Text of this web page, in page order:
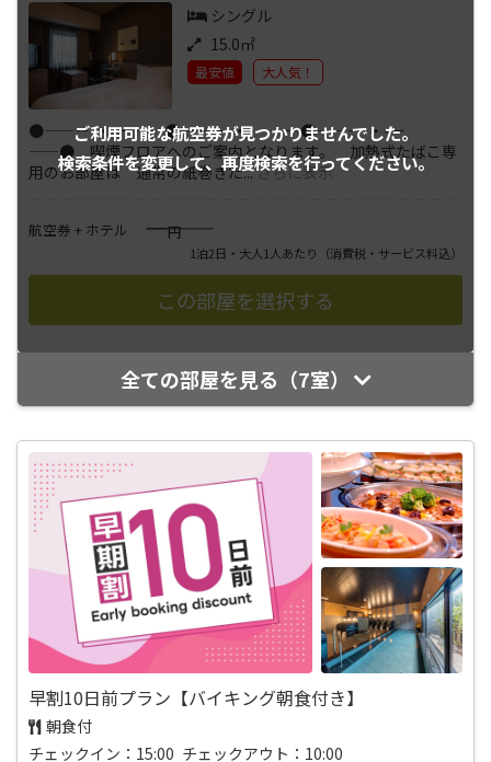
ご利用可能な航空券が見つかりませんでした。
検索条件を変更して、再度検索を行ってください。
シングル
15.0㎡
最安値 大人気！
●――－-・-－――●――－-・-－――●――－-・-－
――● 喫煙フロアへのご案内となります。 加熱式たばこ専
用のお部屋は 通常の紙巻きた...さらに表示
航空券 + ホテル ――――円
1泊2日・大人1人あたり （消費税・サービス料込）
全ての部屋を見る（7室）
早割10日前プラン【バイキング朝食付き】
朝食付
チェックイン：15:00 チェックアウト：10:00